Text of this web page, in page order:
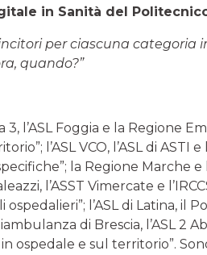
in Sanità del
per ciascuna categoria
quando?”
3, l’ASL Foggia e la Regione
l’ASL VCO, l’ASL di ASTI
la Regione Marche e
l’ASST Vimercate e
l’ASL di Latina, il
di Brescia, l’ASL 2
ospedale e sul territorio”.